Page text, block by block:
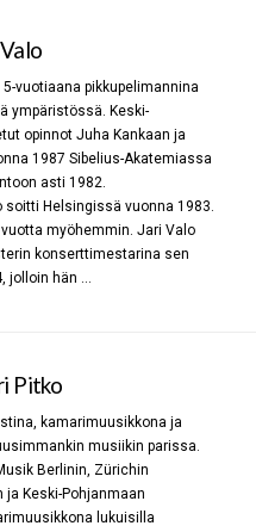
vuotiaana pikkupelimannina
ympäristössä. Keski-
opinnot Juha Kankaan ja
1987 Sibelius-Akatemiassa
asti 1982.
Helsingissä vuonna 1983.
myöhemmin. Jari Valo
konserttimestarina sen
jolloin hän …
Pitko
kamarimuusikkona ja
musiikin parissa.
Berlinin, Zürichin
ja Keski-Pohjanmaan
lukuisilla